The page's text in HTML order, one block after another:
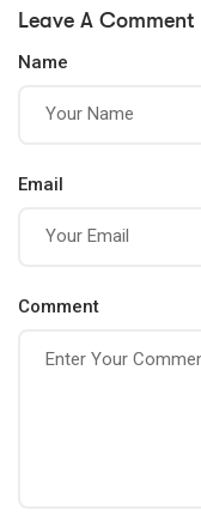
Leave A Comment
Name
Email
Comment